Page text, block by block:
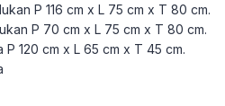
P 116 cm x L 75 cm x T 80 cm.
P 70 cm x L 75 cm x T 80 cm.
P 120 cm x L 65 cm x T 45 cm.